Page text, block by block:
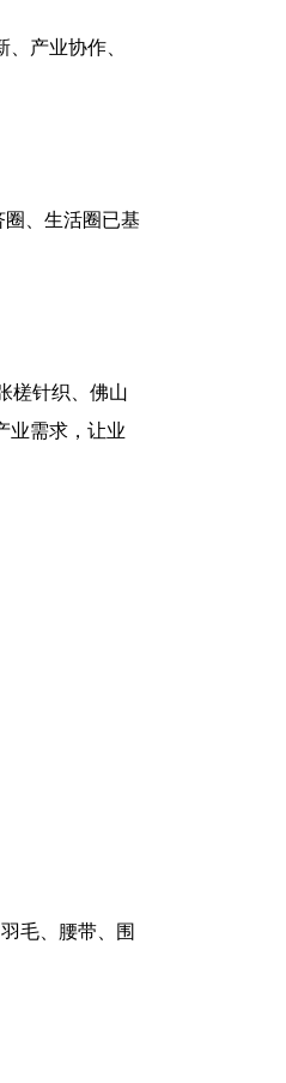
产业协作、
圈、生活圈已基
槎针织、佛山
业需求，让业
毛、腰带、围